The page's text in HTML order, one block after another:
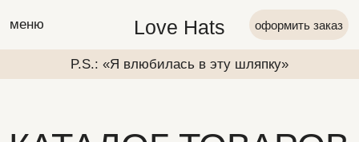
Love Hats
меню оформить заказ
P.S.: «Я влюбилась в эту шляпку» P.S.: «Я